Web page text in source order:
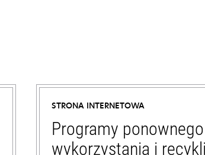
STRONA INTERNETOWA
Programy ponownego
wykorzystania i